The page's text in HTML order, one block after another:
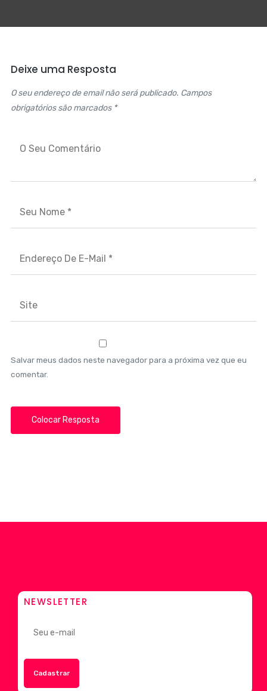
Deixe uma Resposta
O seu endereço de email não será publicado. Campos
obrigatórios são marcados *
Salvar meus dados neste navegador para a próxima vez que eu
comentar.
NEWSLETTER